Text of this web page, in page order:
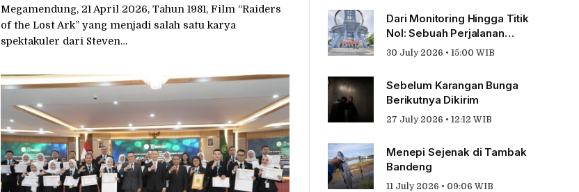
Megamendung, 21 April 2026, Tahun 1981, Film “Raiders
of the Lost Ark” yang menjadi salah satu karya
spektakuler dari Steven…
Dari Monitoring Hingga Titik
Nol: Sebuah Perjalanan
Tentang Pengabdian
30 July 2026 • 15:00 WIB
Sebelum Karangan Bunga
Berikutnya Dikirim
27 July 2026 • 12:12 WIB
Menepi Sejenak di Tambak
Bandeng
11 July 2026 • 09:06 WIB